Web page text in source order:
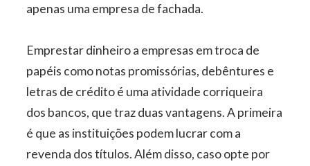
apenas uma empresa de fachada.
Emprestar dinheiro a empresas em troca de
papéis como notas promissórias, debêntures e
letras de crédito é uma atividade corriqueira
dos bancos, que traz duas vantagens. A primeira
é que as instituições podem lucrar com a
revenda dos títulos. Além disso, caso opte por